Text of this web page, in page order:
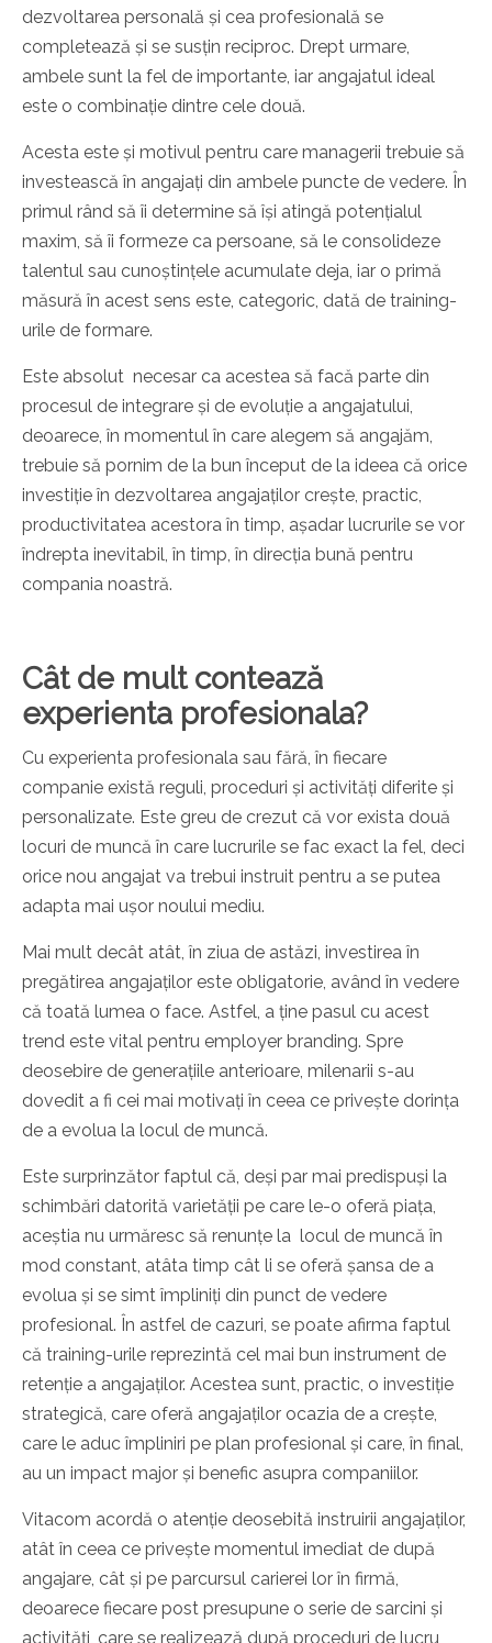
dezvoltarea personală și cea profesională se
completează și se susțin reciproc. Drept urmare,
ambele sunt la fel de importante, iar angajatul ideal
este o combinație dintre cele două.
Acesta este și motivul pentru care managerii trebuie să
investească în angajați din ambele puncte de vedere. În
primul rând să îi determine să își atingă potențialul
maxim, să îi formeze ca persoane, să le consolideze
talentul sau cunoștințele acumulate deja, iar o primă
măsură în acest sens este, categoric, dată de training-
urile de formare.
Este absolut necesar ca acestea să facă parte din
procesul de integrare și de evoluție a angajatului,
deoarece, în momentul în care alegem să angajăm,
trebuie să pornim de la bun început de la ideea că orice
investiție în dezvoltarea angajaților crește, practic,
productivitatea acestora în timp, așadar lucrurile se vor
îndrepta inevitabil, în timp, în direcția bună pentru
compania noastră.
Cât de mult contează
experienta profesionala?
Cu experienta profesionala sau fără, în fiecare
companie există reguli, proceduri și activități diferite și
personalizate. Este greu de crezut că vor exista două
locuri de muncă în care lucrurile se fac exact la fel, deci
orice nou angajat va trebui instruit pentru a se putea
adapta mai ușor noului mediu.
Mai mult decât atât, în ziua de astăzi, investirea în
pregătirea angajaților este obligatorie, având în vedere
că toată lumea o face. Astfel, a ține pasul cu acest
trend este vital pentru employer branding. Spre
deosebire de generațiile anterioare, milenarii s-au
dovedit a fi cei mai motivați în ceea ce privește dorința
de a evolua la locul de muncă.
Este surprinzător faptul că, deși par mai predispuși la
schimbări datorită varietății pe care le-o oferă piața,
aceștia nu urmăresc să renunțe la locul de muncă în
mod constant, atâta timp cât li se oferă șansa de a
evolua și se simt împliniți din punct de vedere
profesional. În astfel de cazuri, se poate afirma faptul
că training-urile reprezintă cel mai bun instrument de
retenție a angajaților. Acestea sunt, practic, o investiție
strategică, care oferă angajaților ocazia de a crește,
care le aduc împliniri pe plan profesional și care, în final,
au un impact major și benefic asupra companiilor.
Vitacom acordă o atenție deosebită instruirii angajaților,
atât în ceea ce privește momentul imediat de după
angajare, cât și pe parcursul carierei lor în firmă,
deoarece fiecare post presupune o serie de sarcini și
activități, care se realizează după proceduri de lucru